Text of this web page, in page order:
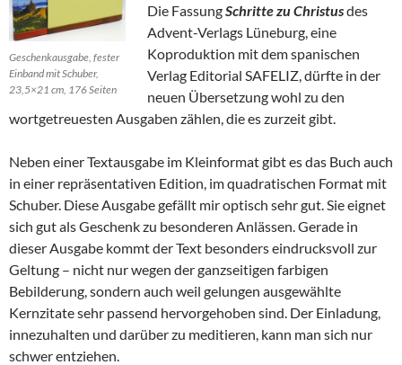
Geschenkausgabe, fester
Einband mit Schuber,
23,5×21 cm, 176 Seiten
Die FassungSchritte zu Christusdes
Advent-Verlags Lüneburg, eine
Koproduktion mit dem spanischen
Verlag Editorial SAFELIZ, dürfte in der
neuen Übersetzung wohl zu den
wortgetreuesten Ausgaben zählen, die es zurzeit gibt.
Neben einer Textausgabe im Kleinformat gibt es das Buch auch
in einer repräsentativen Edition, im quadratischen Format mit
Schuber. Diese Ausgabe gefällt mir optisch sehr gut. Sie eignet
sich gut als Geschenk zu besonderen Anlässen. Gerade in
dieser Ausgabe kommt der Text besonders eindrucksvoll zur
Geltung – nicht nur wegen der ganzseitigen farbigen
Bebilderung, sondern auch weil gelungen ausgewählte
Kernzitate sehr passend hervorgehoben sind. Der Einladung,
innezuhalten und darüber zu meditieren, kann man sich nur
schwer entziehen.